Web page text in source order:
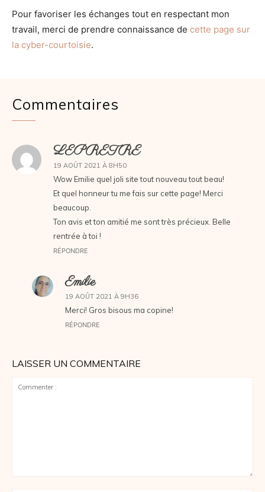
Pour favoriser les échanges tout en respectant mon
travail, merci de prendre connaissance de cette page sur
la cyber-courtoisie.
Commentaires
LEPRETRE
19 AOÛT 2021 À 8H50
Wow Emilie quel joli site tout nouveau tout beau!
Et quel honneur tu me fais sur cette page! Merci
beaucoup.
Ton avis et ton amitié me sont très précieux. Belle
rentrée à toi !
RÉPONDRE
Emilie
19 AOÛT 2021 À 9H36
Merci! Gros bisous ma copine!
RÉPONDRE
LAISSER UN COMMENTAIRE